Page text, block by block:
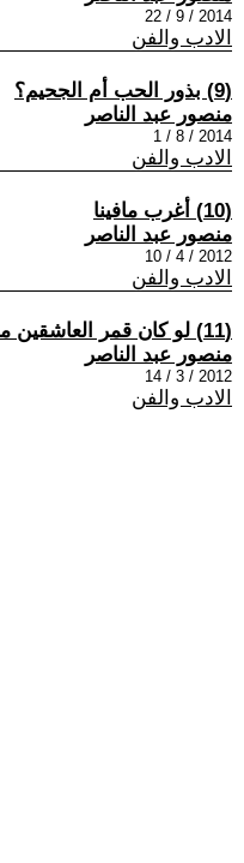
2014 / 9 / 22
الادب والفن
(9) بذور الحب أم الجحيم؟
منصور عبد الناصر
2014 / 8 / 1
الادب والفن
(10) أغرب مافينا
منصور عبد الناصر
2012 / 4 / 10
الادب والفن
(11) لو كان قمر العاشقين ملكا
منصور عبد الناصر
2012 / 3 / 14
الادب والفن